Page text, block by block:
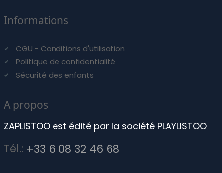
Informations
CGU - Conditions d'utilisation
Politique de confidentialité
Sécurité des enfants
A propos
ZAPLISTOO est édité par la société PLAYLISTOO
Tél.: +33 6 08 32 46 68